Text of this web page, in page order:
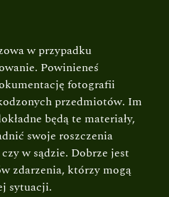
w przypadku
Powinieneś
fotografii
przedmiotów. Im
będą te materiały,
swoje roszczenia
w sądzie. Dobrze jest
zdarzenia, którzy mogą
sytuacji.